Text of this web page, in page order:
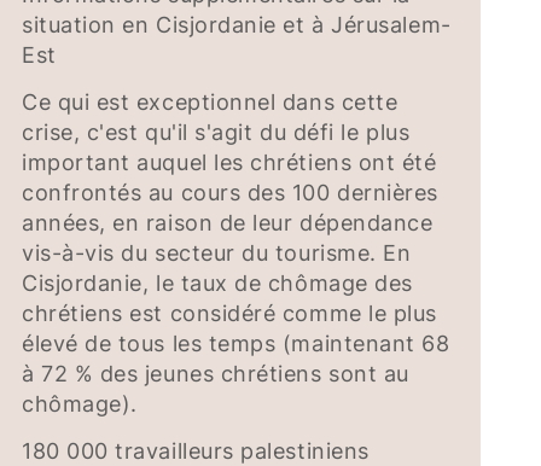
situation en Cisjordanie et à Jérusalem-
Est
Ce qui est exceptionnel dans cette
crise, c'est qu'il s'agit du défi le plus
important auquel les chrétiens ont été
confrontés au cours des 100 dernières
années, en raison de leur dépendance
vis-à-vis du secteur du tourisme. En
Cisjordanie, le taux de chômage des
chrétiens est considéré comme le plus
élevé de tous les temps (maintenant 68
à 72 % des jeunes chrétiens sont au
chômage).
180 000 travailleurs palestiniens